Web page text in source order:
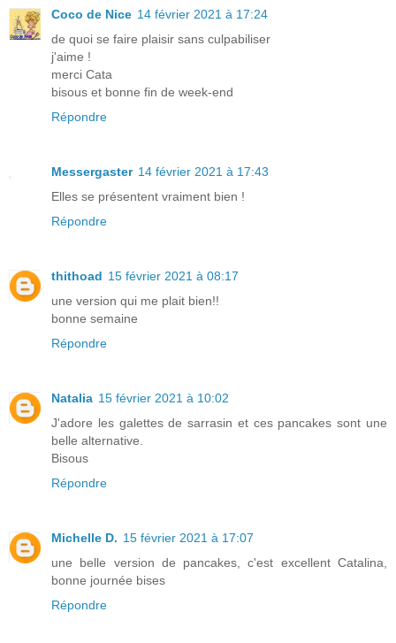
Coco de Nice 14 février 2021 à 17:24
de quoi se faire plaisir sans culpabiliser
j'aime !
merci Cata
bisous et bonne fin de week-end
Répondre
Messergaster 14 février 2021 à 17:43
Elles se présentent vraiment bien !
Répondre
thithoad 15 février 2021 à 08:17
une version qui me plait bien!!
bonne semaine
Répondre
Natalia 15 février 2021 à 10:02
J'adore les galettes de sarrasin et ces pancakes sont une
belle alternative.
Bisous
Répondre
Michelle D. 15 février 2021 à 17:07
une belle version de pancakes, c'est excellent Catalina,
bonne journée bises
Répondre